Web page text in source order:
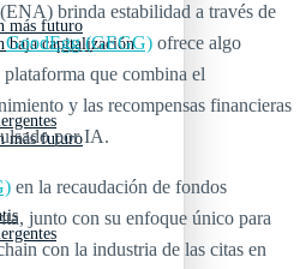
más futuro
baja capitalización
más futuro
brinda estabilidad a través de
GoodEgg (GEGG) ofrece algo
que combina el
y las recompensas financieras
por IA.
en la recaudación de fondos
junto con su enfoque único para
con la industria de las citas en